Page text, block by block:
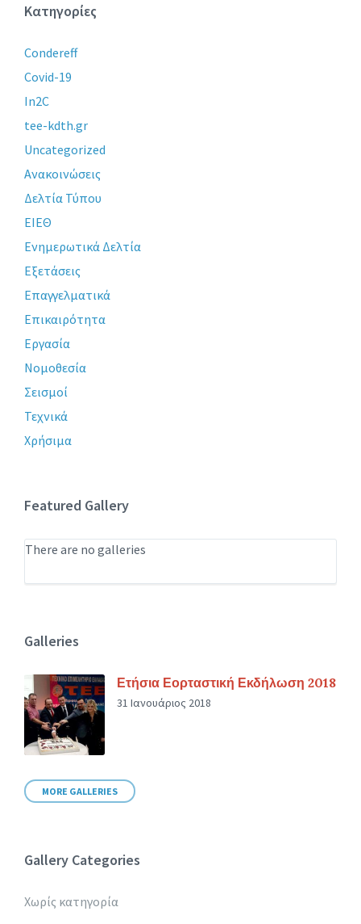
Κατηγορίες
Condereff
Covid-19
In2C
tee-kdth.gr
Uncategorized
Ανακοινώσεις
Δελτία Τύπου
ΕΙΕΘ
Ενημερωτικά Δελτία
Εξετάσεις
Επαγγελματικά
Επικαιρότητα
Εργασία
Νομοθεσία
Σεισμοί
Τεχνικά
Χρήσιμα
Featured Gallery
There are no galleries
Galleries
Ετήσια Εορταστική Εκδήλωση 2018
31 Ιανουάριος 2018
MORE GALLERIES
Gallery Categories
Χωρίς κατηγορία